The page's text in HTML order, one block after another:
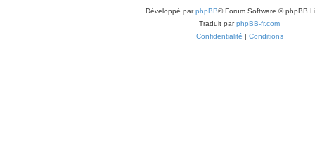
Développé parphpBB® Forum Software © phpBB
Traduit parphpBB-fr.com
Confidentialité | Conditions